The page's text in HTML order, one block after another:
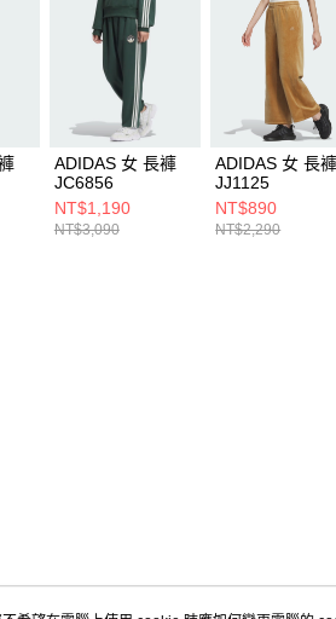
ADIDAS 女 長褲
JC6856
NT$1,190
NT$3,090
ADIDAS 女 長褲
JJ1125
NT$890
NT$2,290